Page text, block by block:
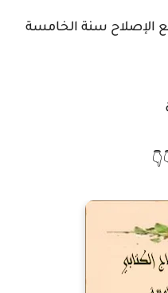
مع الإصلاح سنة الخامسة